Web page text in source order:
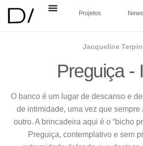
Projetos News
Jacqueline
Preguiça -
O banco é um lugar de descanso e
de intimidade, uma vez que sempre
outro. A brincadeira aqui é o “bicho
Preguiça, contemplativo e sem